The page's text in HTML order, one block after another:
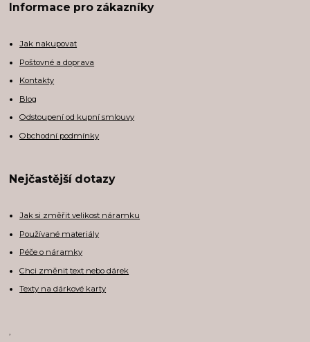
Informace pro zákazníky
Jak nakupovat
Poštovné a doprava
Kontakty
Blog
Odstoupení od kupní smlouvy
Obchodní podmínky
Nejčastější dotazy
Jak si změřit velikost náramku
Používané materiály
Péče o náramky
Chci změnit text nebo dárek
Texty na dárkové karty